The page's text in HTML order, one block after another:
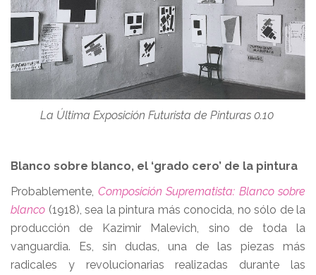
La Última Exposición Futurista de Pinturas 0.10
Blanco sobre blanco, el ‘grado cero’ de la pintura
Probablemente, Composición Suprematista: Blanco sobre
blanco (1918), sea la pintura más conocida, no sólo de la
producción de Kazimir Malevich, sino de toda la
vanguardia. Es, sin dudas, una de las piezas más
radicales y revolucionarias realizadas durante las